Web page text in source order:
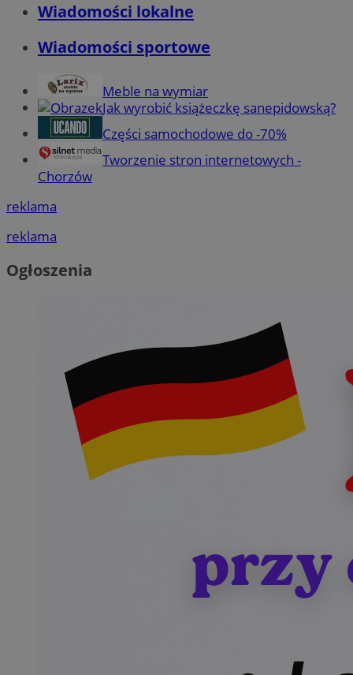
Wiadomości lokalne
Wiadomości sportowe
Meble na wymiar
Jak wyrobić książeczkę sanepidowską?
Części samochodowe do -70%
Tworzenie stron internetowych -
Chorzów
reklama
reklama
Ogłoszenia